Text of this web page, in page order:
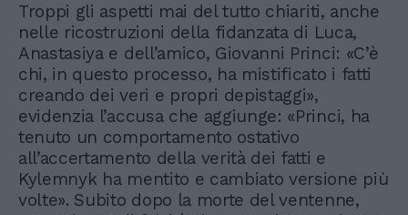
Troppi gli aspetti mai del tutto chiariti, anche
nelle ricostruzioni della fidanzata di Luca,
Anastasiya e dell’amico, Giovanni Princi: «C’è
chi, in questo processo, ha mistificato i fatti
creando dei veri e propri depistaggi»,
evidenzia l’accusa che aggiunge: «Princi, ha
tenuto un comportamento ostativo
all’accertamento della verità dei fatti e
Kylemnyk ha mentito e cambiato versione più
volte». Subito dopo la morte del ventenne,